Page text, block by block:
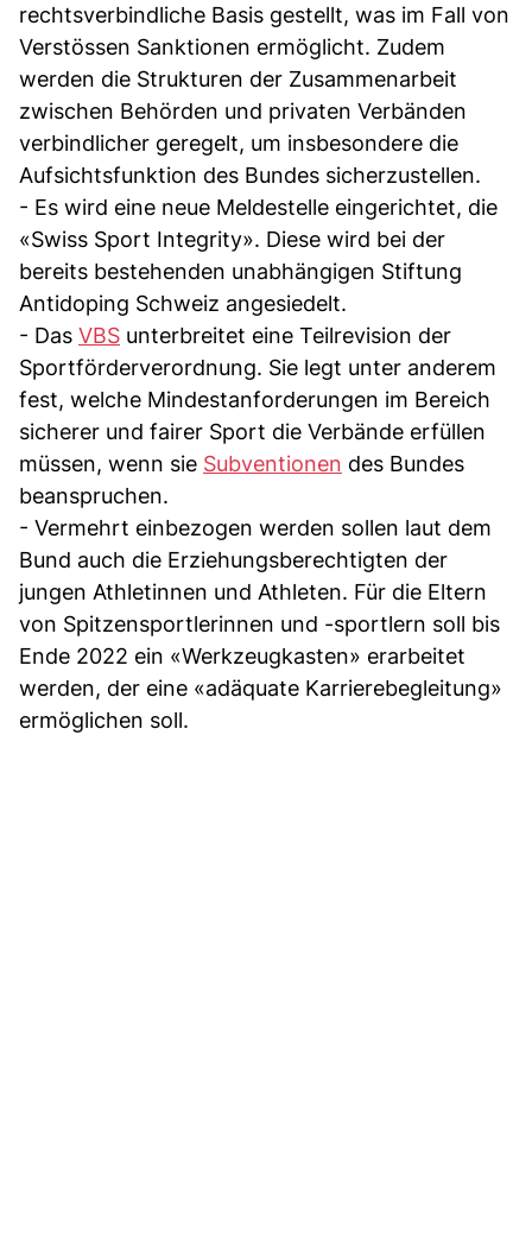
rechtsverbindliche Basis gestellt, was im Fall von
Verstössen Sanktionen ermöglicht. Zudem
werden die Strukturen der Zusammenarbeit
zwischen Behörden und privaten Verbänden
verbindlicher geregelt, um insbesondere die
Aufsichtsfunktion des Bundes sicherzustellen.
- Es wird eine neue Meldestelle eingerichtet, die
«Swiss Sport Integrity». Diese wird bei der
bereits bestehenden unabhängigen Stiftung
Antidoping Schweiz angesiedelt.
- Das VBS unterbreitet eine Teilrevision der
Sportförderverordnung. Sie legt unter anderem
fest, welche Mindestanforderungen im Bereich
sicherer und fairer Sport die Verbände erfüllen
müssen, wenn sie Subventionen des Bundes
beanspruchen.
- Vermehrt einbezogen werden sollen laut dem
Bund auch die Erziehungsberechtigten der
jungen Athletinnen und Athleten. Für die Eltern
von Spitzensportlerinnen und -sportlern soll bis
Ende 2022 ein «Werkzeugkasten» erarbeitet
werden, der eine «adäquate Karrierebegleitung»
ermöglichen soll.